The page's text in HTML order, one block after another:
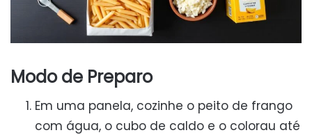
Modo de Preparo
Em uma panela, cozinhe o peito de frango
com água, o cubo de caldo e o colorau até